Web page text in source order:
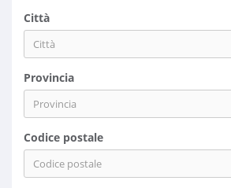
Città
Provincia
Codice postale